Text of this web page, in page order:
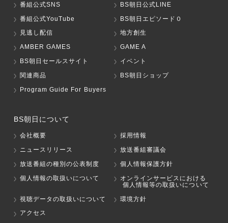
番組公式SNS
BS朝日公式LINE
番組公式YouTube
BS朝日エピソード０
見逃し配信
地方創生
AMBER GAMES
GAME A
BS朝日セールスサイト
イベント
関連商品
BS朝日ショップ
Program Guide For Buyers
BS朝日について
会社概要
採用情報
ニュースリリース
放送番組審議会
放送番組の種別の公表制度
個人情報保護方針
個人情報の取扱いについて
オンラインサービスにおける
個人情報等の取扱いについて
視聴データの取扱いについて
環境方針
アクセス